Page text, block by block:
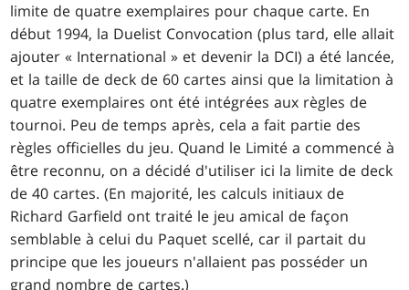
limite de quatre exemplaires pour chaque carte. En
début 1994, la Duelist Convocation (plus tard, elle allait
ajouter « International » et devenir la DCI) a été lancée,
et la taille de deck de 60 cartes ainsi que la limitation à
quatre exemplaires ont été intégrées aux règles de
tournoi. Peu de temps après, cela a fait partie des
règles officielles du jeu. Quand le Limité a commencé à
être reconnu, on a décidé d'utiliser ici la limite de deck
de 40 cartes. (En majorité, les calculs initiaux de
Richard Garfield ont traité le jeu amical de façon
semblable à celui du Paquet scellé, car il partait du
principe que les joueurs n'allaient pas posséder un
grand nombre de cartes.)